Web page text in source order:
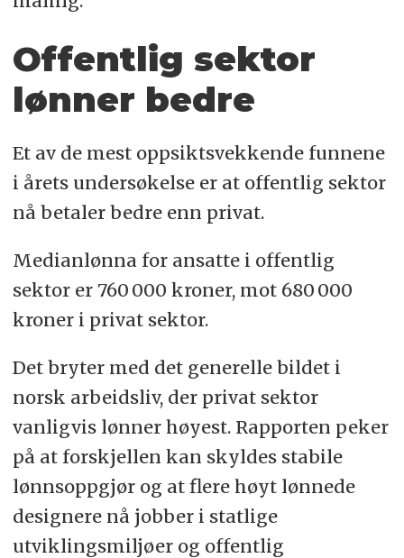
Offentlig sektor
lønner bedre
Et av de mest oppsiktsvekkende funnene
i årets undersøkelse er at offentlig sektor
nå betaler bedre enn privat.
Medianlønna for ansatte i offentlig
sektor er 760 000 kroner, mot 680 000
kroner i privat sektor.
Det bryter med det generelle bildet i
norsk arbeidsliv, der privat sektor
vanligvis lønner høyest. Rapporten peker
på at forskjellen kan skyldes stabile
lønnsoppgjør og at flere høyt lønnede
designere nå jobber i statlige
utviklingsmiljøer og offentlig